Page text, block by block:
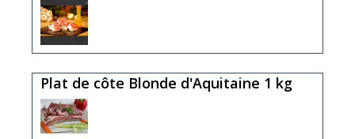
Plat de côte Blonde d'Aquitaine 1 kg